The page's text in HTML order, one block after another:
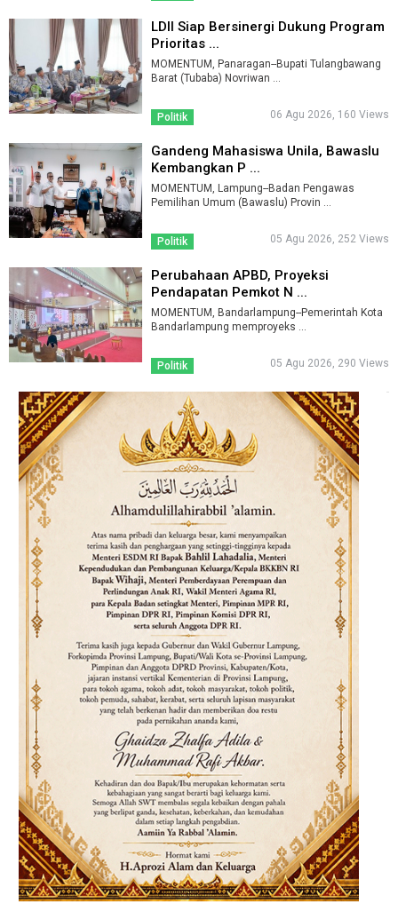
LDII Siap Bersinergi Dukung Program
Prioritas ...
MOMENTUM, Panaragan--Bupati Tulangbawang
Politik 06 Agu 2026, 160 Views
Gandeng Mahasiswa Unila, Bawaslu
Kembangkan P ...
MOMENTUM, Lampung--Badan Pengawas
Pemilihan Umum (Bawaslu) Provin ...
Politik 05 Agu 2026, 252 Views
Perubahaan APBD, Proyeksi
Pendapatan Pemkot N ...
MOMENTUM, Bandarlampung--Pemerintah Kota
Bandarlampung memproyeks ...
Politik 05 Agu 2026, 290 Views